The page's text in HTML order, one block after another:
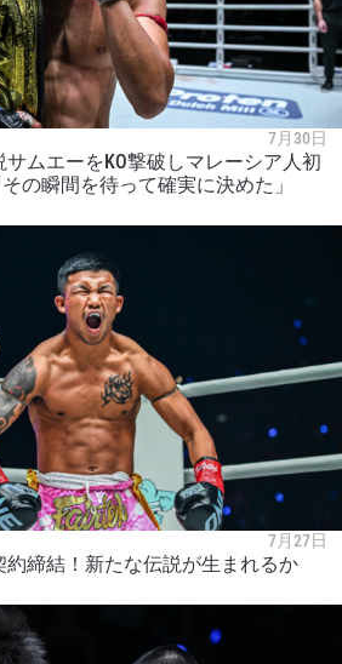
7月30日
ムエーをKO撃破しマレーシア人初
の瞬間を待って確実に決めた」
7月27日
約締結！新たな伝説が生まれるか